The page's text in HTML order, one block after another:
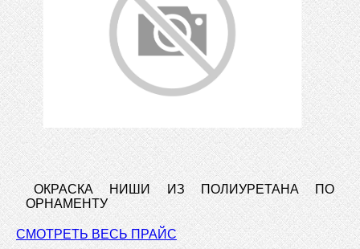
ОКРАСКА НИШИ ИЗ ПОЛИУРЕТАНА ПО
ОРНАМЕНТУ
СМОТРЕТЬ ВЕСЬ ПРАЙС